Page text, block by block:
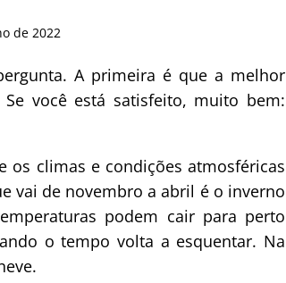
de 2022
A primeira é que a melhor
Se você está satisfeito, muito bem:
os climas e condições atmosféricas
vai de novembro a abril é o inverno
podem cair para perto
o tempo volta a esquentar. Na